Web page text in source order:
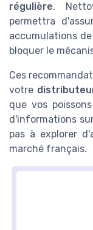
régulière.
permettra
accumulations
bloquer le
Ces
votre
que vos
d'informations
pas à explorer
marché français.